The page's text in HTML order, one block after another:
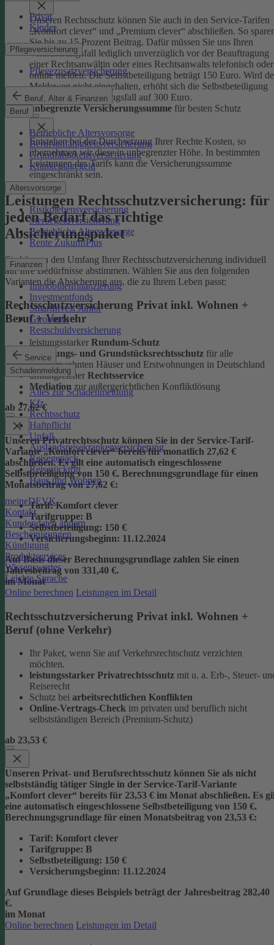
Privat
Kinder
Pflegeversicherung
Pflegezusatzversicherung
Beruf, Alter & Finanzen
Beruf
Betriebliche Altersvorsorge
Berufsunfähigkeitsversicherung
Grundfähigkeitsversicherung
Krankentagegeld
Altersvorsorge
Risikolebensversicherung
Sterbegeldversicherung
Betriebliche Altersvorsorge
Rente ZukunftPlus
Finanzen
Immobilienfinanzierung
Investmentfonds
SmartInvest Junior
Girokonto
Restschuldversicherung
Service
Schadenmeldung
Alles zur Schadenmeldung
Kfz
Rechtsschutz
Haftpflicht
Unfall
Auslandsreisekrankenversicherung
Reisegepäck
Reiserücktritt
Haus und Wohnen
meineDEVK
Kontakt
Kundendaten ändern
Bescheinigungen
Kündigung
Produktservices
Wissenswertes
Leichte Sprache
Unseren Rechtsschutz können Sie auch in den Service-Tarifen
„Komfort clever“ und „Premium clever“ abschließen. So
Sie bis zu 15 Prozent Beitrag. Dafür müssen Sie uns Ihren
Versicherungsfall lediglich unverzüglich vor der Beauftragung
einer Rechtsanwältin oder eines Rechtsanwalts telefonisch oder
online melden. Die Selbstbeteiligung beträgt 150 Euro. Wird
Meldeweg nicht eingehalten, erhöht sich die Selbstbeteiligung
für diesen Versicherungsfall auf 300 Euro.
unbegrenzte Versicherungssumme für besten Schutz
Entstehen bei der Durchsetzung Ihrer Rechte Kosten, so
übernehmen wir diese in unbegrenzter Höhe. In bestimmten
Leistungen des Tarifs kann die Versicherungssumme
eingeschränkt sein.
Leistungen Rechtsschutzversicherung: für
jeden Bedarf das richtige
Absicherungspaket
Sie können den Umfang Ihrer Rechtsschutzversicherung individuell
auf Ihre Bedürfnisse abstimmen. Wählen Sie aus den folgenden
Varianten die Absicherung aus, die zu Ihrem Leben passt:
Rechtsschutzversicherung Privat inkl. Wohnen +
Beruf + Verkehr
leistungsstarker Rundum-Schutz
Wohnungs- und Grundstücksrechtsschutz für alle
selbstbewohnten Häuser und Erstwohnungen in Deutschland
umfangreicher Rechtsservice
Mediation zur außergerichtlichen Konfliktlösung
ab 27,62 €
Unseren Privatrechtsschutz können Sie in der Service-Tarif-
Variante „Komfort clever“ bereits für monatlich 27,62 €
abschließen. Es gilt eine automatisch eingeschlossene
Selbstbeteiligung von 150 €. Berechnungsgrundlage für einen
Monatsbeitrag von 27,62 €:
Tarif: Komfort clever
Tarifgruppe: B
Selbstbeteiligung: 150 €
Versicherungsbeginn: 11.12.2024
Auf Basis dieser Berechnungsgrundlage zahlen Sie einen
Jahresbeitrag von 331,40 €.
im Monat
Online berechnen Leistungen im Detail
Rechtsschutzversicherung Privat inkl. Wohnen +
Beruf (ohne Verkehr)
Ihr Paket, wenn Sie auf Verkehrsrechtschutz verzichten
möchten.
leistungsstarker Privatrechtsschutz mit u. a. Erb-, Steuer-
Reiserecht
Schutz bei arbeitsrechtlichen Konflikten
Online-Vertrags-Check im privaten und beruflich nicht
selbstständigen Bereich (Premium-Schutz)
ab 23,53 €
Unseren Privat- und Berufsrechtsschutz können Sie als nicht
selbstständig tätiger Single in der Service-Tarif-Variante
„Komfort clever“ bereits für 23,53 € im Monat abschließen. Es
eine automatisch eingeschlossene Selbstbeteiligung von 150 €.
Berechnungsgrundlage für einen Monatsbeitrag von 23,53 €:
Tarif: Komfort clever
Tarifgruppe: B
Selbstbeteiligung: 150 €
Versicherungsbeginn: 11.12.2024
Auf Grundlage dieses Beispiels beträgt der Jahresbeitrag 282,40
€.
im Monat
Online berechnen Leistungen im Detail